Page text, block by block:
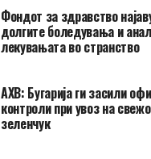
Фондот за здравство
долгите боледувања и
лекувањата во странство
АХВ: Бугарија ги засили
контроли при увоз на
зеленчук